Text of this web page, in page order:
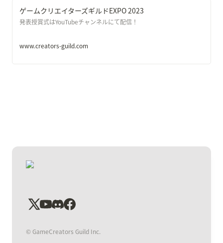
ゲームクリエイターズギルドEXPO 2023
発表授賞式はYouTubeチャンネルにて配信！
www.creators-guild.com
©︎ GameCreators Guild Inc.